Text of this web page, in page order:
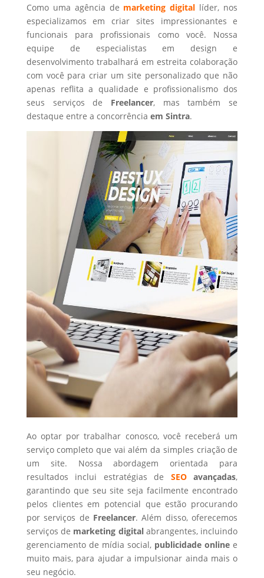
Como uma agência de marketing digital líder, nos
especializamos em criar sites impressionantes e
funcionais para profissionais como você. Nossa
equipe de especialistas em design e
desenvolvimento trabalhará em estreita colaboração
com você para criar um site personalizado que não
apenas reflita a qualidade e profissionalismo dos
seus serviços de Freelancer, mas também se
destaque entre a concorrência em Sintra.
Ao optar por trabalhar conosco, você receberá um
serviço completo que vai além da simples criação de
um site. Nossa abordagem orientada para
resultados inclui estratégias de SEOavançadas,
garantindo que seu site seja facilmente encontrado
pelos clientes em potencial que estão procurando
por serviços de Freelancer. Além disso, oferecemos
serviços de marketing digital abrangentes, incluindo
gerenciamento de mídia social, publicidade online e
muito mais, para ajudar a impulsionar ainda mais o
seu negócio.